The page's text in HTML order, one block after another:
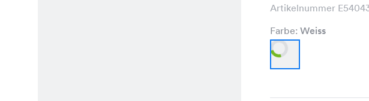
Artikelnummer
Farbe: Weiss